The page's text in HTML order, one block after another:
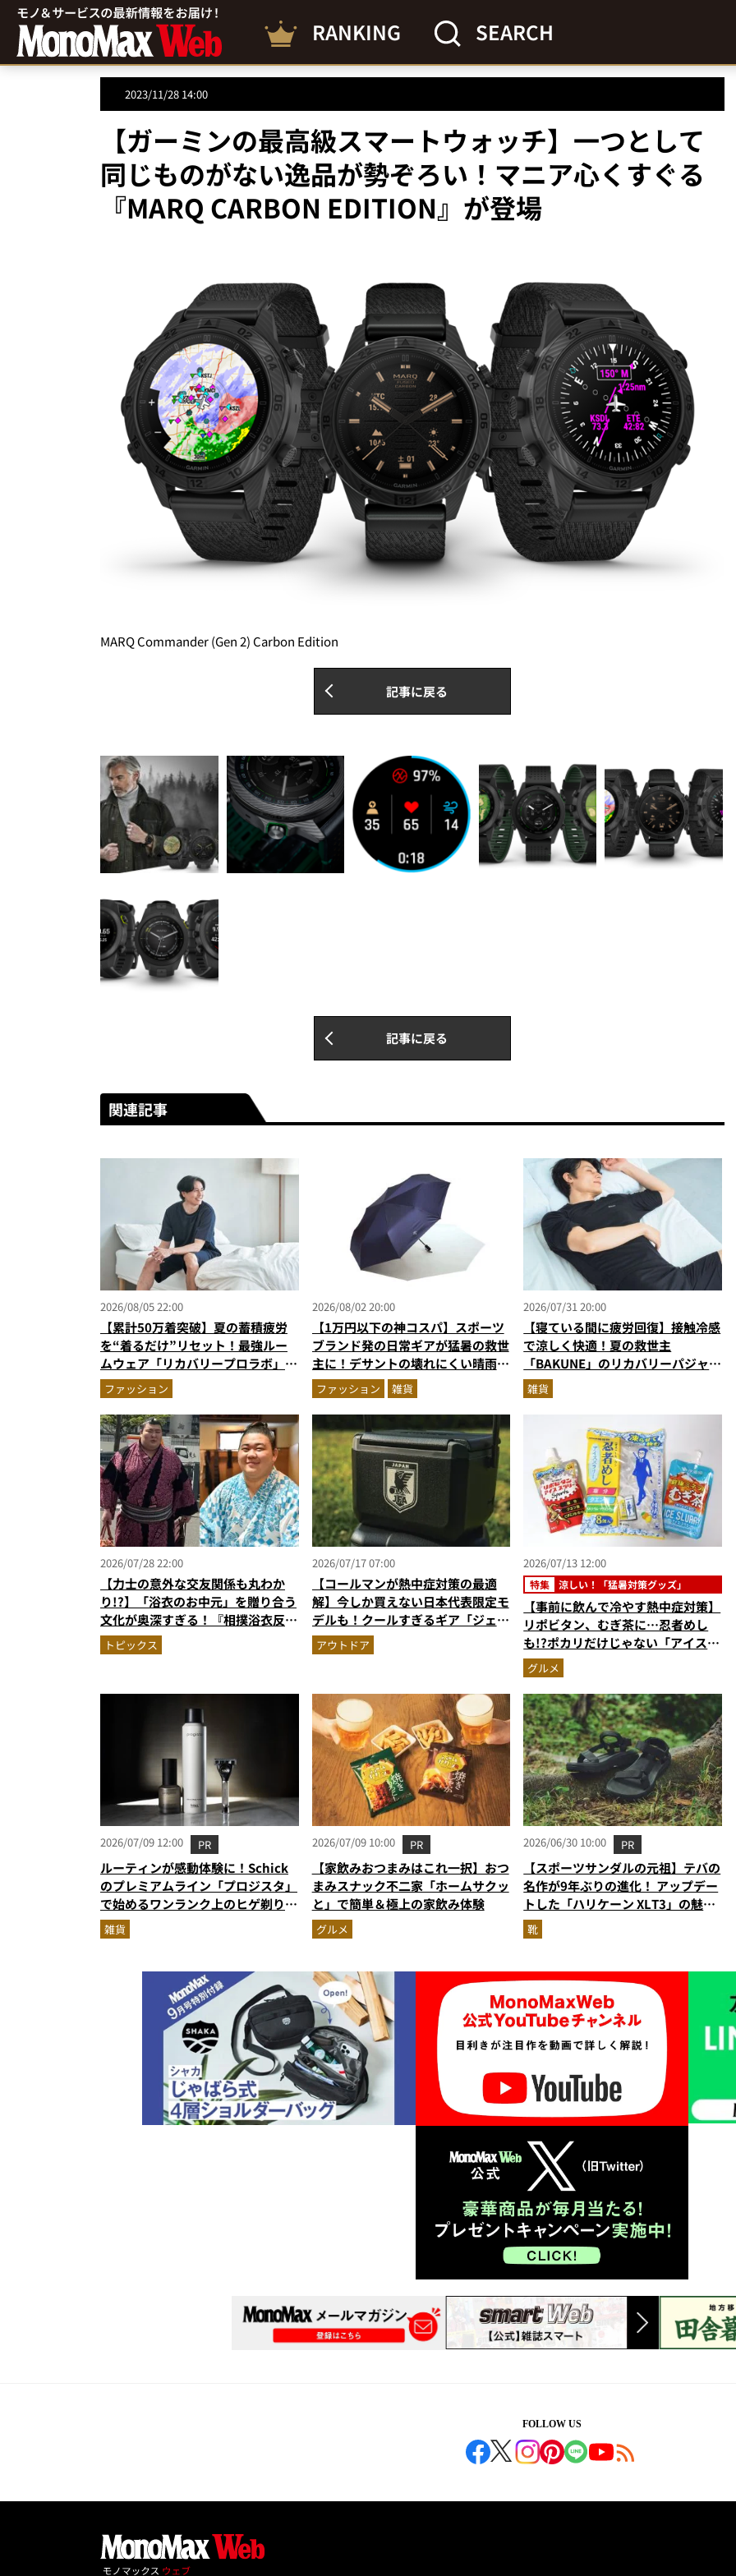
RANKING SEARCH
2023/11/28 14:00
【ガーミンの最高級スマートウォッチ】一つとして
同じものがない逸品が勢ぞろい！マニア心くすぐる
『MARQ CARBON EDITION』が登場
MARQ Commander (Gen 2) Carbon Edition
記事に戻る
記事に戻る
関連記事
2026/08/05 22:00
【累計50万着突破】夏の蓄積疲労
を“着るだけ”リセット！最強ルー
ムウェア「リカバリープロラボ」に
新色登場
ファッション
2026/08/02 20:00
【1万円以下の神コスパ】スポーツ
ブランド発の日常ギアが猛暑の救世
主に！デサントの壊れにくい晴雨兼
用傘ほかを徹底解説
ファッション 雑貨
2026/07/31 20:00
【寝ている間に疲労回復】接触冷感
で涼しく快適！夏の救世主
「BAKUNE」のリカバリーパジャマ
が優秀すぎる
雑貨
2026/07/28 22:00
【力士の意外な交友関係も丸わか
り!?】「浴衣のお中元」を贈り合う
文化が奥深すぎる！『相撲浴衣反物
見本帖』で紐解く粋なこだわりとと
っておきの1着
トピックス
2026/07/17 07:00
【コールマンが熱中症対策の最適
解】今しか買えない日本代表限定モ
デルも！クールすぎるギア「ジェッ
トブラック」を解説。夏のスポーツ
応援＆レジャーの強い味方
アウトドア
2026/07/13 12:00
特集 涼しい！「猛暑対策グッズ」
【事前に飲んで冷やす熱中症対策】
リポビタン、むぎ茶に…忍者めし
も!?ポカリだけじゃない「アイスス
ラリー」変わり種3種を食べ比べ
グルメ
2026/07/09 12:00 PR
ルーティンが感動体験に！Schick
のプレミアムライン「プロジスタ」
で始めるワンランク上のヒゲ剃り習
慣
雑貨
2026/07/09 10:00 PR
【家飲みおつまみはこれ一択】おつ
まみスナック不二家「ホームサクッ
と」で簡単＆極上の家飲み体験
グルメ
2026/06/30 10:00 PR
【スポーツサンダルの元祖】テバの
名作が9年ぶりの進化！ アップデー
トした「ハリケーン XLT3」の魅力
を識者があらゆる角度から徹底解
説！
靴
FOLLOW US